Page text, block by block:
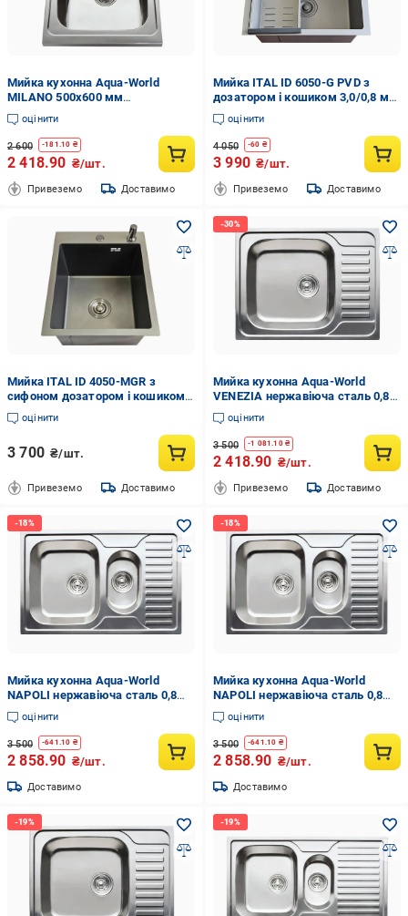
Мийка кухонна Aqua-World
MILANO 500х600 мм
нержавіюча сталь 0,8 мм
оцінити
2 600 -181.10 ₴
2 418.90 ₴/шт.
Привеземо Доставимо
Мийка ITAL ID 6050-G PVD з
дозатором і кошиком 3,0/0,8 мм
Сірий матовий (ID6050-G)
оцінити
4 050 -60 ₴
3 990 ₴/шт.
Привеземо Доставимо
Мийка ITAL ID 4050-MGR з
сифоном дозатором і кошиком
PVD 40 см Графітовий матовий
(27927780)
оцінити
3 700 ₴/шт.
Привеземо Доставимо
Мийка кухонна Aqua-World
VENEZIA нержавіюча сталь 0,8
мм декор ліва 580х485 мм
оцінити
3 500 -1 081.10₴
2 418.90 ₴/шт.
Привеземо Доставимо
Мийка кухонна Aqua-World
NAPOLI нержавіюча сталь 0,8
мм без отвору 780х500 мм
Сатин
оцінити
3 500 -641.10 ₴
2 858.90 ₴/шт.
Доставимо
Мийка кухонна Aqua-World
NAPOLI нержавіюча сталь 0,8
мм права 780х500 мм Сатин
оцінити
3 500 -641.10 ₴
2 858.90 ₴/шт.
Доставимо